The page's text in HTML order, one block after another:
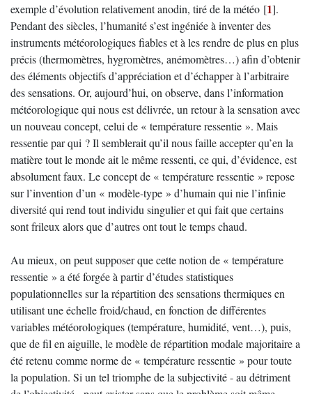
exemple d’évolution relativement anodin, tiré de la météo [1].
Pendant des siècles, l’humanité s’est ingéniée à inventer des
instruments météorologiques fiables et à les rendre de plus en plus
précis (thermomètres, hygromètres, anémomètres…) afin d’obtenir
des éléments objectifs d’appréciation et d’échapper à l’arbitraire
des sensations. Or, aujourd’hui, on observe, dans l’information
météorologique qui nous est délivrée, un retour à la sensation avec
un nouveau concept, celui de « température ressentie ». Mais
ressentie par qui ? Il semblerait qu’il nous faille accepter qu’en la
matière tout le monde ait le même ressenti, ce qui, d’évidence, est
absolument faux. Le concept de « température ressentie » repose
sur l’invention d’un « modèle-type » d’humain qui nie l’infinie
diversité qui rend tout individu singulier et qui fait que certains
sont frileux alors que d’autres ont tout le temps chaud.
Au mieux, on peut supposer que cette notion de « température
ressentie » a été forgée à partir d’études statistiques
populationnelles sur la répartition des sensations thermiques en
utilisant une échelle froid/chaud, en fonction de différentes
variables météorologiques (température, humidité, vent…), puis,
que de fil en aiguille, le modèle de répartition modale majoritaire a
été retenu comme norme de « température ressentie » pour toute
la population. Si un tel triomphe de la subjectivité - au détriment